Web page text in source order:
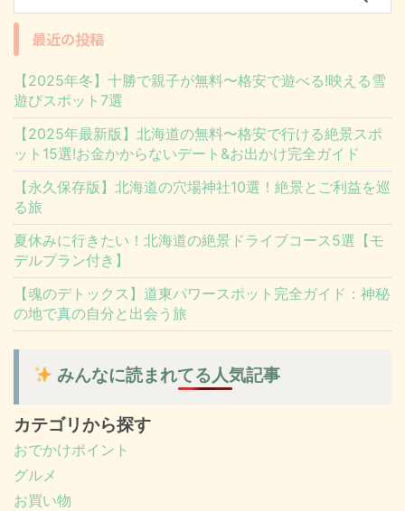
最近の投稿
【2025年冬】十勝で親子が無料〜格安で遊べる!映える雪
遊びスポット7選
【2025年最新版】北海道の無料〜格安で行ける絶景スポ
ット15選!お金かからないデート&お出かけ完全ガイド
【永久保存版】北海道の穴場神社10選！絶景とご利益を巡
る旅
夏休みに行きたい！北海道の絶景ドライブコース5選【モ
デルプラン付き】
【魂のデトックス】道東パワースポット完全ガイド：神秘
の地で真の自分と出会う旅
みんなに読まれてる人気記事
カテゴリから探す
おでかけポイント
グルメ
お買い物